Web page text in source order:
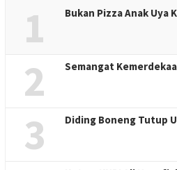
1 Bukan Pizza Anak Uya
2 Semangat
3 Diding Boneng Tutup